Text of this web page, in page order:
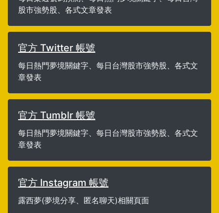
股市強勢股、各式文章發表
官方 Twitter 帳號
每日熱門夢境關鍵字、每日台灣股市強勢股、各式文
章發表
官方 Tumblr 帳號
每日熱門夢境關鍵字、每日台灣股市強勢股、各式文
章發表
官方 Instagram 帳號
露西夢(夢境分享、匿名聊天)相關頁面